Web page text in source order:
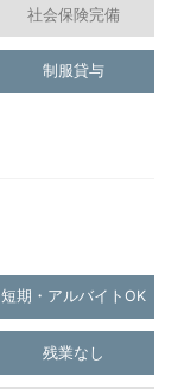
社会保険完備
制服貸与
短期・アルバイトOK
残業なし